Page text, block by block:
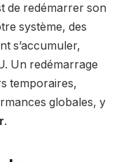
de redémarrer son
système, des
s’accumuler,
Un redémarrage
temporaires,
globales, y
.